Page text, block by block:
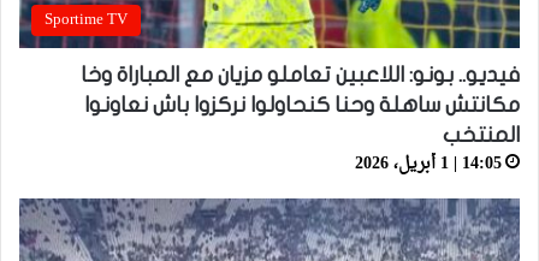
Sportime TV
فيديو.. بونو: اللاعبين تعاملو مزيان مع المباراة وخا
مكانتش ساهلة وحنا كنحاولوا نركزوا باش نعاونوا
المنتخب
14:05 | 1 أبريل، 2026